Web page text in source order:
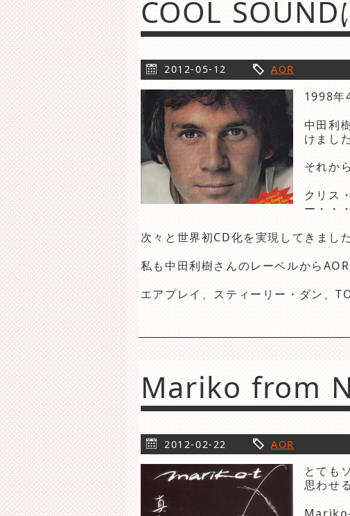
COOL
2012-05-12 AOR
1998
中田利
けました
それか
クリス
ー・・・
次々と世界初CD化を実現してきました
私も中田利樹さんのレーベルから
エアプレイ、スティーリー・ダン、
Mariko from
2012-02-22 AOR
とても
思わせ